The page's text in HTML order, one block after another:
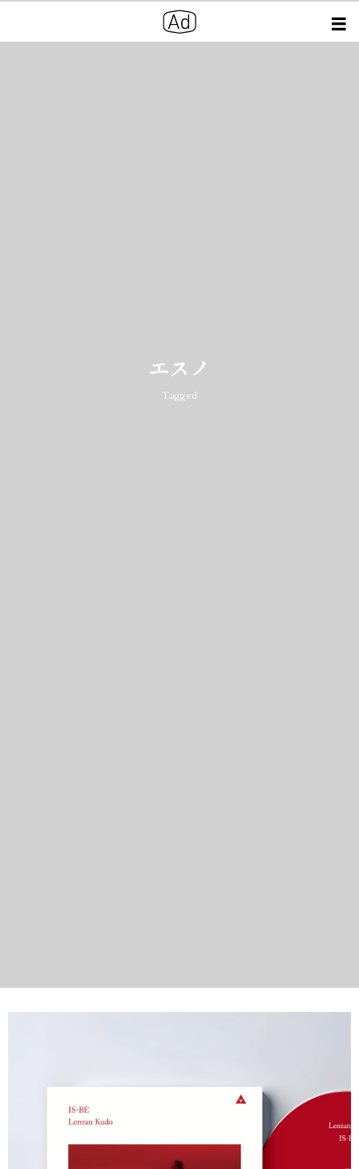
エスノ
Tagged